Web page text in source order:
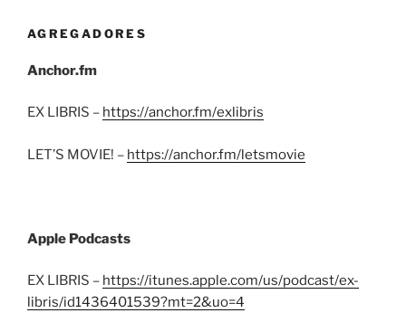
AGREGADORES
Anchor.fm
EX LIBRIS – https://anchor.fm/exlibris
LET’S MOVIE! – https://anchor.fm/letsmovie
Apple Podcasts
EX LIBRIS – https://itunes.apple.com/us/podcast/ex-
libris/id1436401539?mt=2&uo=4